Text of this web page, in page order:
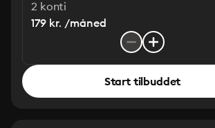
2 konti
179 kr. /måned
Start tilbuddet